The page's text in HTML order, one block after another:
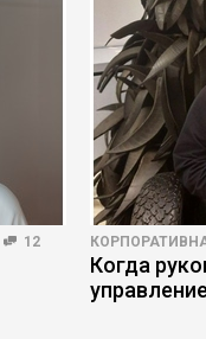
12
Когда